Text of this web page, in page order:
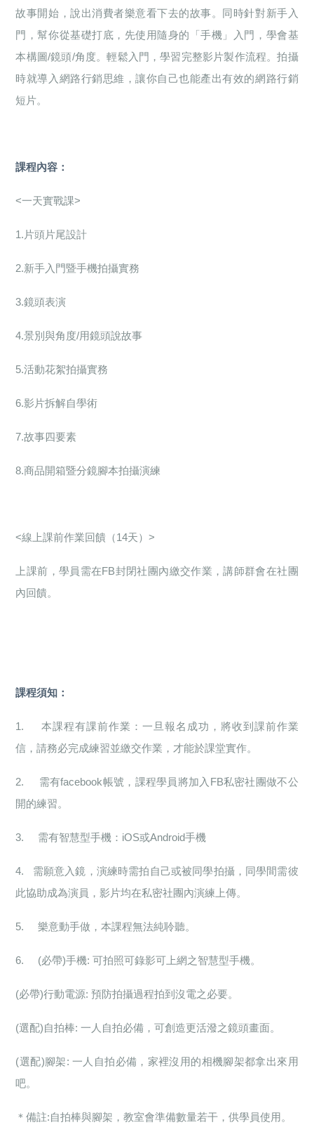
故事開始，說出消費者樂意看下去的故事。同時針對新手入
門，幫你從基礎打底，先使用隨身的「手機」入門，學會基
本構圖/鏡頭/角度。輕鬆入門，學習完整影片製作流程。拍攝
時就導入網路行銷思維，讓你自己也能產出有效的網路行銷
短片。
課程內容：
<一天實戰課>
1. 片頭片尾設計
2.新手入門暨手機拍攝實務
3.鏡頭表演
4.景別與角度/用鏡頭說故事
5.活動花絮拍攝實務
6.影片拆解自學術
7.故事四要素
8.商品開箱暨分鏡腳本拍攝演練
<線上課前作業回饋（14天）>
上課前，學員需在FB封閉社團內繳交作業，講師群會在社團
內回饋。
課程須知：
1.本課程有課前作業：一旦報名成功，將收到課前作業
信，請務必完成練習並繳交作業，才能於課堂實作。
2. 需有facebook帳號，課程學員將加入FB私密社團做不公
開的練習。
3. 需有智慧型手機：iOS或Android手機
4. 需願意入鏡，演練時需拍自己或被同學拍攝，同學間需彼
此協助成為演員，影片均在私密社團內演練上傳。
5.樂意動手做，本課程無法純聆聽。
6. (必帶)手機: 可拍照可錄影可上網之智慧型手機。
(必帶)行動電源: 預防拍攝過程拍到沒電之必要。
(選配)自拍棒: 一人自拍必備，可創造更活潑之鏡頭畫面。
(選配)腳架: 一人自拍必備，家裡沒用的相機腳架都拿出來用
吧。
＊備註:自拍棒與腳架，教室會準備數量若干，供學員使用。